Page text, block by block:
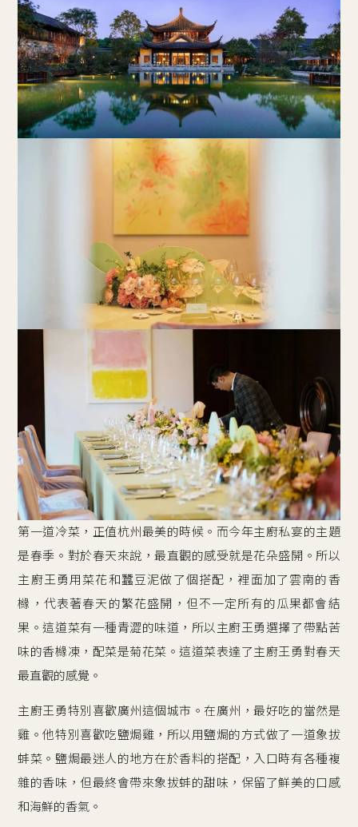
第一道冷菜，正值杭州最美的時候。而今年主廚私宴的主題
是春季。對於春天來說，最直觀的感受就是花朵盛開。所以
主廚王勇用菜花和蠶豆泥做了個搭配，裡面加了雲南的香
櫞，代表著春天的繁花盛開，但不一定所有的瓜果都會結
果。這道菜有一種青澀的味道，所以主廚王勇選擇了帶點苦
味的香櫞凍，配菜是菊花菜。這道菜表達了主廚王勇對春天
最直觀的感覺。
主廚王勇特別喜歡廣州這個城市。在廣州，最好吃的當然是
雞。他特別喜歡吃鹽焗雞，所以用鹽焗的方式做了一道象拔
蚌菜。鹽焗最迷人的地方在於香料的搭配，入口時有各種複
雜的香味，但最終會帶來象拔蚌的甜味，保留了鮮美的口感
和海鮮的香氣。